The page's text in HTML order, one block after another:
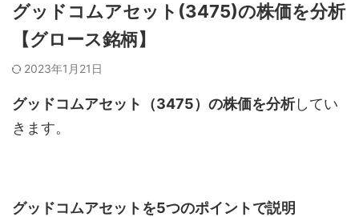
グッドコムアセット(3475)の株価を分析
【グロース銘柄】
2023年1月21日
グッドコムアセット（3475）の株価を分析してい
きます。
グッドコムアセットを5つのポイントで説明